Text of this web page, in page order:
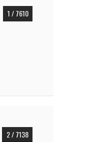
1 / 7610
2 / 7138